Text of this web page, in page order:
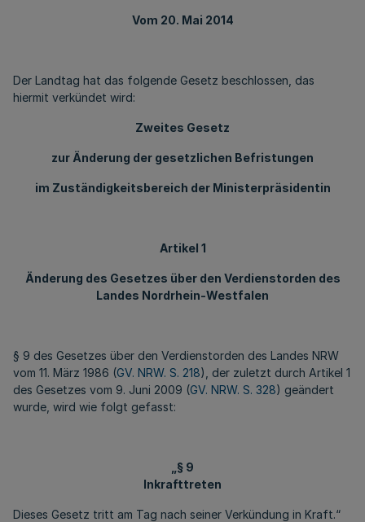
Vom 20. Mai 2014
Der Landtag hat das folgende Gesetz beschlossen, das
hiermit verkündet wird:
Zweites Gesetz
zur Änderung der gesetzlichen Befristungen
im Zuständigkeitsbereich der Ministerpräsidentin
Artikel 1
Änderung des Gesetzes über den Verdienstorden des
Landes Nordrhein-Westfalen
§ 9 des Gesetzes über den Verdienstorden des Landes NRW
vom 11. März 1986 (GV. NRW. S. 218), der zuletzt durch Artikel 1
des Gesetzes vom 9. Juni 2009 (GV. NRW. S. 328) geändert
wurde, wird wie folgt gefasst:
„§ 9
Inkrafttreten
Dieses Gesetz tritt am Tag nach seiner Verkündung in Kraft.“